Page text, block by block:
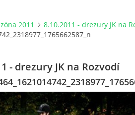
2011
8.10.2011 - drezury JK na
- drezury JK na Rozvodí